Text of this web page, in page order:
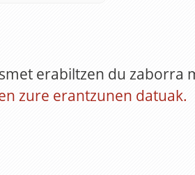
erabiltzen du zaborra
zure erantzunen datuak.